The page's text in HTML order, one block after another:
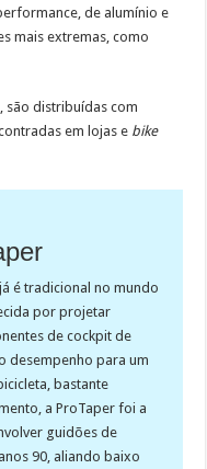
de alumínio e
mais extremas, como
são distribuídas com
em lojas e bike
é tradicional no mundo
por projetar
de cockpit de
desempenho para um
bastante
a ProTaper foi a
guidões de
90, aliando baixo